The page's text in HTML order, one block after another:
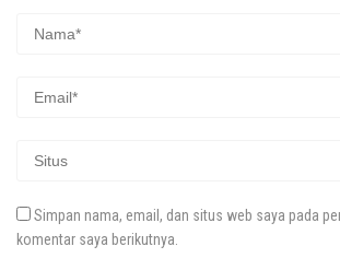
Simpan nama, email, dan situs web saya pada
komentar saya berikutnya.